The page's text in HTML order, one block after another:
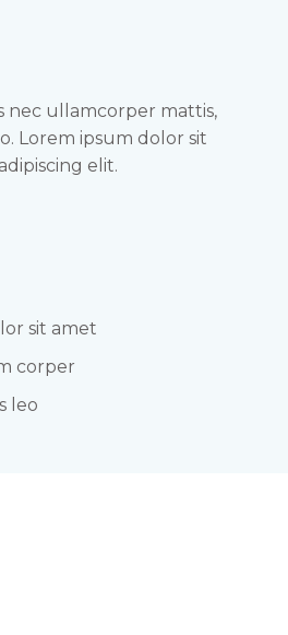
nec ullamcorper mattis,
Lorem ipsum dolor sit
elit.
sit amet
corper
leo